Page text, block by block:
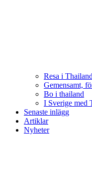
Resa i Thailand
Gemensamt,
Bo i thailand
I Sverige med
Senaste inlägg
Artiklar
Nyheter